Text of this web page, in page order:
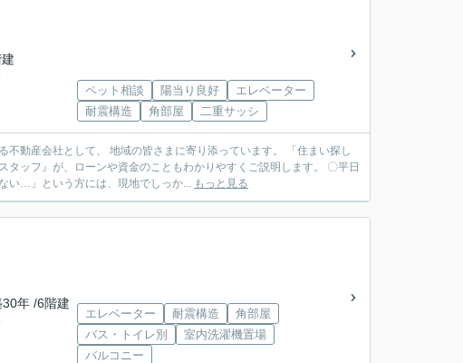
ペット相談 陽当り良好
エレベーター
耐震構造
角部屋 二重サッシ
い…」という方には、現地でしっか... もっと見る
年 /6階建
エレベーター 耐震構造
角部屋
バス・トイレ別
室内洗濯機置場
バルコニー